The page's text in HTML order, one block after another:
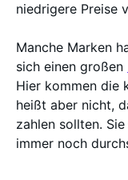
niedrigere Preise
Manche Marken
sich einen großen
Hier kommen die
heißt aber nicht,
zahlen sollten.
immer noch